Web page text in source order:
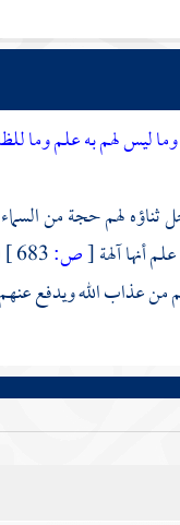
ليس لهم به علم وما
لهم حجة من السماء
أنها آلهة[ص:
من عذاب الله ويدفع